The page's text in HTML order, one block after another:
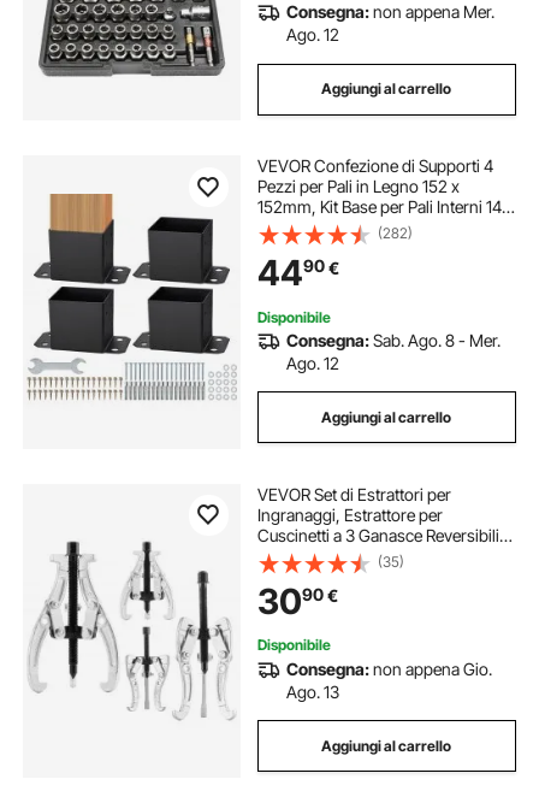
Consegna:non appena Mer.
Ago. 12
Aggiungi al carrello
VEVOR Confezione di Supporti 4
Pezzi per Pali in Legno 152 x
152mm, Kit Base per Pali Interni 142
x 142mm in Acciaio a Carbonio per
Ancoraggio Pali in Legno Ringhiere,
Corrimano di Terrazze, Portici
(282)
4490€
Disponibile
Consegna:Sab. Ago. 8 - Mer.
Ago. 12
Aggiungi al carrello
VEVOR Set di Estrattori per
Ingranaggi, Estrattore per
Cuscinetti a 3 Ganasce Reversibili,
Estrattore per Pulegge a 2/3
Ganasce, Kit 4 pezzi per Rimozione
di Pulegge, Ingranaggi, Volano
(35)
3090€
Disponibile
Consegna:non appena Gio.
Ago. 13
Aggiungi al carrello